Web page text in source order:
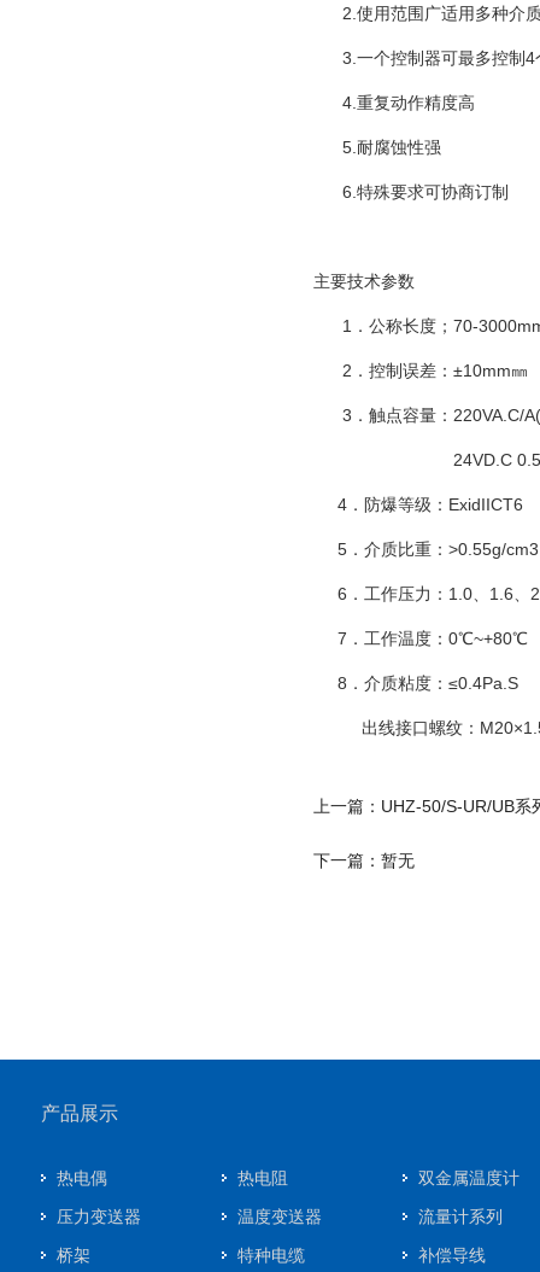
2.使用范围广适用多种介
3.一个控制器可最多控制4
4.重复动作精度高
5.耐腐蚀性强
6.特殊要求可协商订制
主要技术参数
1．公称长度；70-
2．控制误差：±10mm㎜
3．触点容量：220VA.C/
24VD.C
4．防爆等级：ExidIICT6
5．介质比重：>0.55g/cm3
6．工作压力：1.0、1.6、
7．工作温度：0℃~+80℃
8．介质粘度：≤0.4Pa.S
出线接口螺纹：
上一篇：UHZ-50/S-UR/UB
下一篇：暂无
产品展示
热电偶 热电阻
双金属温度计
压力变送器
温度变送器
流量计系列
桥架
特种电缆 补偿导线